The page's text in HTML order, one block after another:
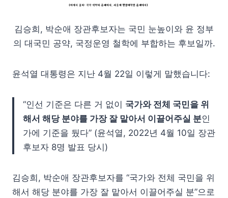
김승희, 박순애 장관후보자는 국민 눈높이와 윤 정부
의 대국민 공약, 국정운영 철학에 부합하는 후보일까.
윤석열 대통령은 지난 4월 22일 이렇게 말했습니다:
“인선 기준은 다른 거 없이 국가와 전체 국민을 위
해서 해당 분야를 가장 잘 맡아서 이끌어주실 분인
가에 기준을 뒀다” (윤석열, 2022년 4월 10일 장관
후보자 8명 발표 당시)
김승희, 박순애 장관후보자를 “국가와 전체 국민을 위
해서 해당 분야를 가장 잘 맡아서 이끌어주실 분”으로